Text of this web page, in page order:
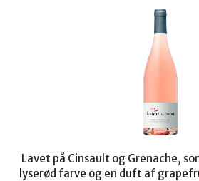
Lavet på Cinsault og Grenache,
lyserød farve og en duft af